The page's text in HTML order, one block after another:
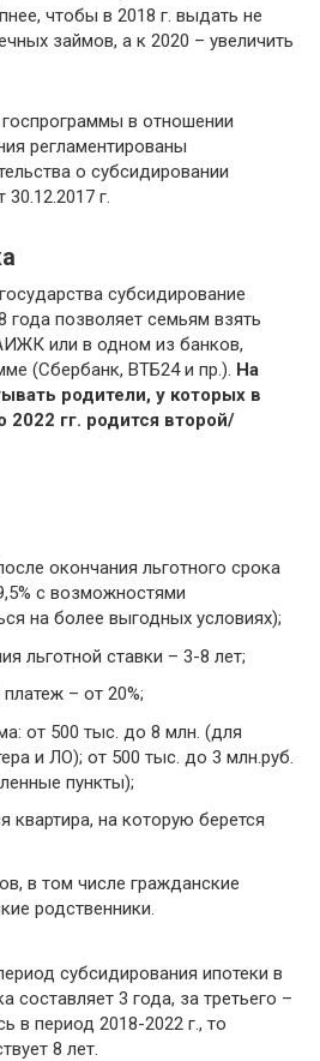
чтобы в 2018 г. выдать не
займов, а к 2020 – увеличить
в отношении
регламентированы
о субсидировании
г.
субсидирование
года позволяет семьям взять
или в одном из банков,
(Сбербанк, ВТБ24 и пр.). На
родители, у которых в
2022 гг. родится второй/
окончания льготного срока
с возможностями
на более выгодных условиях);
льготной ставки – 3-8 лет;
– от 20%;
от 500 тыс. до 8 млн. (для
и ЛО); от 500 тыс. до 3 млн.руб.
пункты);
квартира, на которую берется
в том числе гражданские
родственники.
субсидирования ипотеки в
составляет 3 года, за третьего –
в период 2018-2022 г., то
8 лет.